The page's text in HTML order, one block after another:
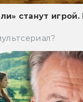
станут игрой.